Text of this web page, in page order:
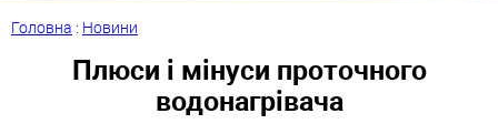
Головна : Новини
Плюси і мінуси проточного
водонагрівача